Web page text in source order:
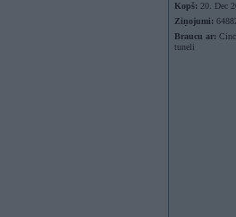
Kopš: 20. Dec
Ziņojumi:
Braucu ar:
tuneli